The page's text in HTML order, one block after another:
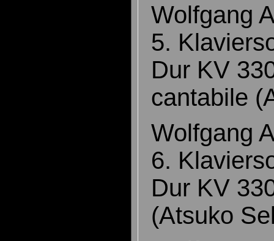
Wolfgang
5.
Dur KV
cantabile
Wolfgang
6.
Dur KV
(Atsuko